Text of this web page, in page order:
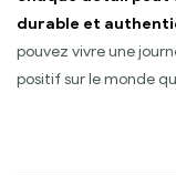
durable et
pouvez vivre une
positif sur le monde